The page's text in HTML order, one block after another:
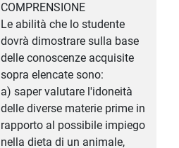
COMPRENSIONE
Le abilità che lo studente
dovrà dimostrare sulla base
delle conoscenze acquisite
sopra elencate sono:
a) saper valutare l'idoneità
delle diverse materie prime in
rapporto al possibile impiego
nella dieta di un animale,